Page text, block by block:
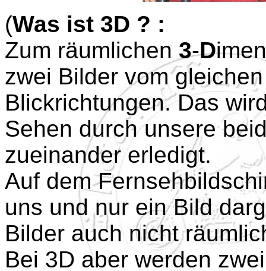
(Was ist 3D ? :
Zum räumlichen 3-D
zwei Bilder vom
Blickrichtungen. Das
Sehen durch unsere
zueinander erledigt.
Auf dem
uns und nur ein Bild
Bilder auch nicht
Bei 3D aber werden